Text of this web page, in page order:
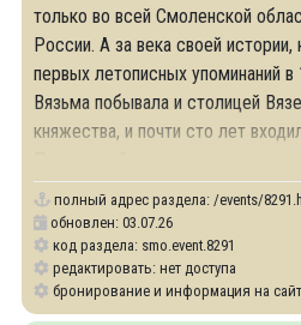
только во всей Смоленской
России. А за века своей истории,
первых летописных упоминаний в
Вязьма побывала и столицей
княжества, и почти сто лет
полный адрес раздела: /events/
обновлен: 03.07.26
код раздела: smo.event.8291
редактировать: нет доступа
бронирование и информация на